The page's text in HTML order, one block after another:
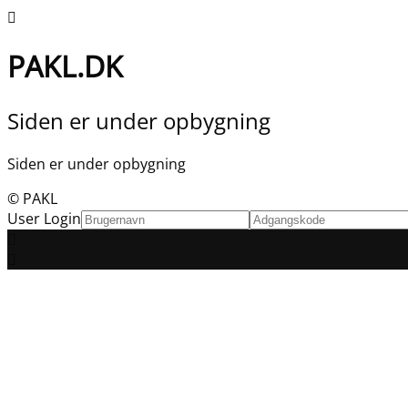
PAKL.DK
Siden er under opbygning
Siden er under opbygning
© PAKL
User Login